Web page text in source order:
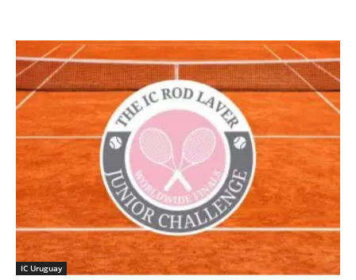
IC Uruguay